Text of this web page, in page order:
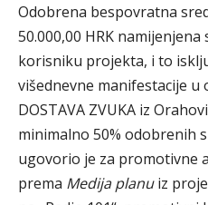
Odobrena bespovratna
50.000,00 HRK
korisniku projekta, i to
višednevne manifestacije u
DOSTAVA ZVUKA iz
minimalno 50% odobrenih
ugovorio je za promotivne
prema Medija planuiz